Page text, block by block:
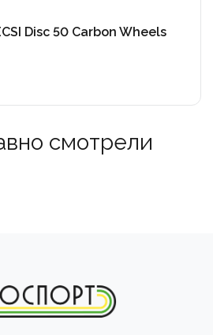
Disc 50 Carbon Wheels
смотрели